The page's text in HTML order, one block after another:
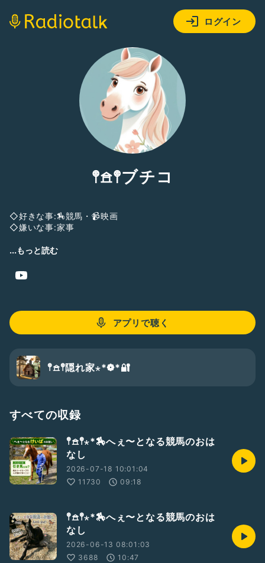
ログイン
𖤣𖠿𖤣ブチコ
◇好きな事:🏇競馬・📹映画
◇嫌いな事:家事
⭐︎初めまして‼︎
Radiotalkの「隠れ家」で細々とやってる配信です。
聴いて下さるリスナーの皆様、
...もっと読む
アプリで聴く
𖤣𖠿𖤣隠れ家⋆*❁*🔐
すべての収録
𖤣𖠿𖤣⋆*🏇へぇ〜となる競馬のおは
なし
2026-07-18 10:01:04
11730
09:18
𖤣𖠿𖤣⋆*🏇へぇ〜となる競馬のおは
なし
2026-06-13 08:01:03
3688
10:47